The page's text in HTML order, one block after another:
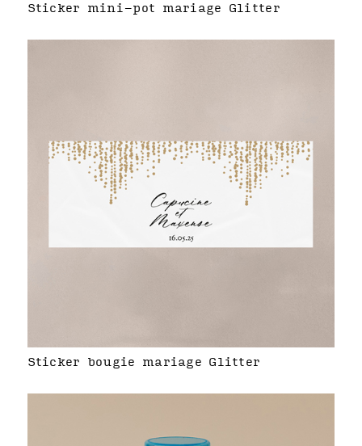
Sticker mini-pot mariage Glitter
Sticker bougie mariage Glitter